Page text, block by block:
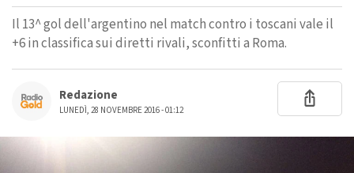
Il 13^ gol dell'argentino nel match contro i toscani vale il
+6 in classifica sui diretti rivali, sconfitti a Roma.
Redazione
LUNEDÌ, 28 NOVEMBRE 2016 - 01:12